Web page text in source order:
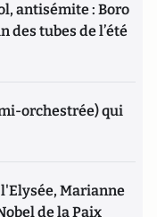
antisémite : Boro
des tubes de l’été
orchestrée) qui
Marianne
de la Paix